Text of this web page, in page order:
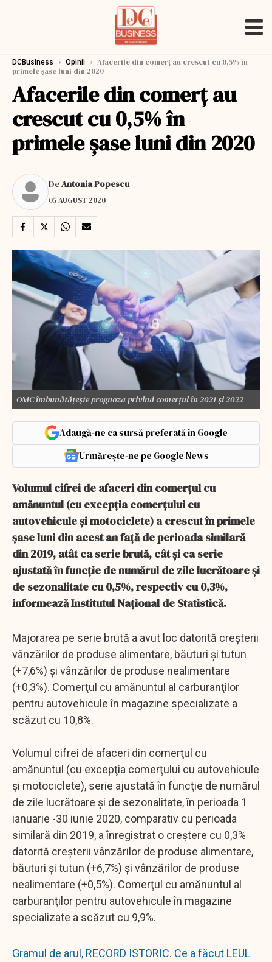
DCBusiness › Opinii › Afacerile din comerț au crescut cu 0,5% în
primele şase luni din 2020
Afacerile din comerț au
crescut cu 0,5% în
primele şase luni din 2020
DeAntonia Popescu
05 AUGUST 2020
OMC îmbunătăţeşte prognoza privind comerţul în 2021 şi 2022
Adaugă-ne ca sursă preferată în Google
Urmărește-ne pe Google News
Volumul cifrei de afaceri din comerţul cu
amănuntul (cu excepţia comerţului cu
autovehicule şi motociclete) a crescut în primele
şase luni din acest an faţă de perioada similară
din 2019, atât ca serie brută, cât şi ca serie
ajustată în funcţie de numărul de zile lucrătoare şi
de sezonalitate cu 0,5%, respectiv cu 0,3%,
informează Institutul Naţional de Statistică.
Majorarea pe serie brută a avut loc datorită creşterii
vânzărilor de produse alimentare, băuturi şi tutun
(+7,6%) şi vânzărilor de produse nealimentare
(+0,3%). Comerţul cu amănuntul al carburanţilor
pentru autovehicule în magazine specializate a
scăzut cu 10,8%.
Volumul cifrei de afaceri din comerţul cu
amănuntul (cu excepţia comerţului cu autovehicule
şi motociclete), serie ajustată în funcţie de numărul
de zile lucrătoare şi de sezonalitate, în perioada 1
ianuarie -30 iunie 2020, comparativ cu perioada
similară din 2019, a înregistrat o creştere cu 0,3%
datorită creşterii vânzărilor de produse alimentare,
băuturi şi tutun (+6,7%) şi vânzărilor de produse
nealimentare (+0,5%). Comerţul cu amănuntul al
carburanţilor pentru autovehicule în magazine
specializate a scăzut cu 9,9%.
Gramul de arul, RECORD ISTORIC. Ce a făcut LEUL